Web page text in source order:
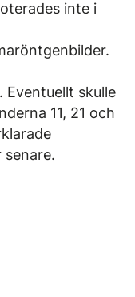
inte i
Eventuellt skulle
11, 21 och